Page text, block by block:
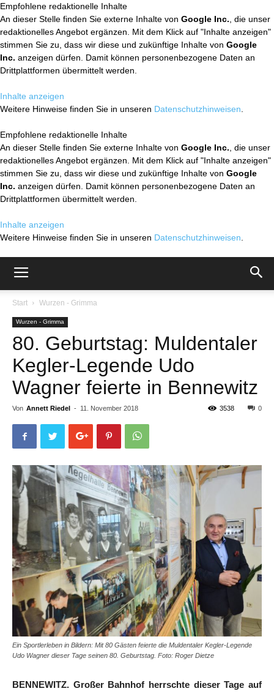
Empfohlene redaktionelle Inhalte
An dieser Stelle finden Sie externe Inhalte von Google Inc. , die unser
redaktionelles Angebot ergänzen. Mit dem Klick auf "Inhalte anzeigen"
stimmen Sie zu, dass wir diese und zukünftige Inhalte von Google
Inc. anzeigen dürfen. Damit können personenbezogene Daten an
Drittplattformen übermittelt werden.
Inhalte anzeigen
Weitere Hinweise finden Sie in unseren Datenschutzhinweisen
Empfohlene redaktionelle Inhalte
An dieser Stelle finden Sie externe Inhalte von Google Inc. , die unser
redaktionelles Angebot ergänzen. Mit dem Klick auf "Inhalte anzeigen"
stimmen Sie zu, dass wir diese und zukünftige Inhalte von Google
Inc. anzeigen dürfen. Damit können personenbezogene Daten an
Drittplattformen übermittelt werden.
Inhalte anzeigen
Weitere Hinweise finden Sie in unseren Datenschutzhinweisen
Start Wurzen - Grimma
Wurzen - Grimma
80. Geburtstag: Muldentaler
Kegler-Legende Udo
Wagner feierte in Bennewitz
Von Annett Riedel - 11. November 2018 0
3538
Ein Sportlerleben in Bildern: Mit 80 Gästen feierte die Muldentaler Kegler-Legende
Udo Wagner dieser Tage seinen 80. Geburtstag. Foto: Roger Dietze
BENNEWITZ. Großer Bahnhof herrschte dieser Tage auf